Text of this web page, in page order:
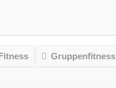
Gruppenfitness